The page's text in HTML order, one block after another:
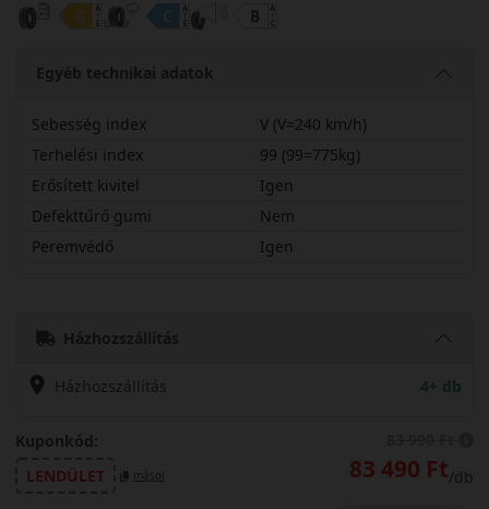
Egyéb technikai adatok
Sebesség index
V (V=240 km/h)
Terhelési index
99 (99=775kg)
Erősített kivitel
Igen
Defekttűrő gumi
Nem
Peremvédő
Igen
Házhozszállítás
Házhozszállítás 4+ db
Kuponkód:
LENDÜLET
másol 83 490 Ft/db